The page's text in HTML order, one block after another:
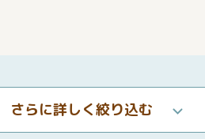
さらに詳しく絞り込む